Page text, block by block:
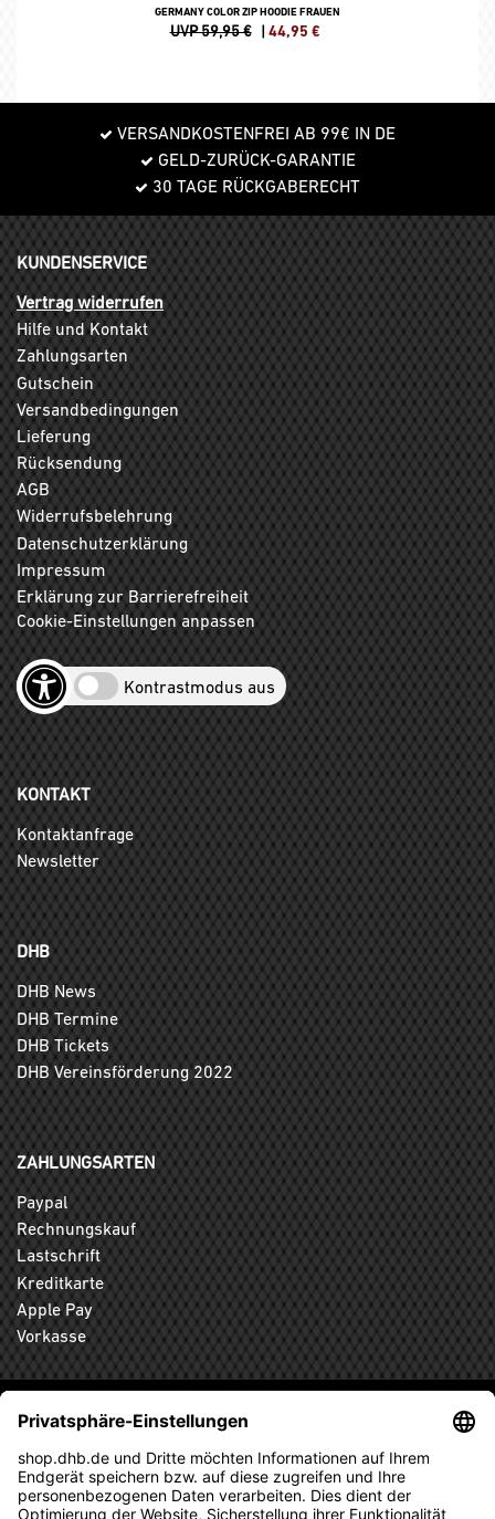
GERMANY COLOR ZIP HOODIE FRAUEN
UVP 59,95 € | 44,95 €
VERSANDKOSTENFREI AB 99€ IN DE
GELD-ZURÜCK-GARANTIE
30 TAGE RÜCKGABERECHT
KUNDENSERVICE
Vertrag widerrufen
Hilfe und Kontakt
Zahlungsarten
Gutschein
Versandbedingungen
Lieferung
Rücksendung
AGB
Widerrufsbelehrung
Datenschutzerklärung
Impressum
Erklärung zur Barrierefreiheit
Cookie-Einstellungen anpassen
Kontrastmodus aus
KONTAKT
Kontaktanfrage
Newsletter
DHB
DHB News
DHB Termine
DHB Tickets
DHB Vereinsförderung 2022
ZAHLUNGSARTEN
Paypal
Rechnungskauf
Lastschrift
Kreditkarte
Apple Pay
Vorkasse
ABONNIEREN SIE DEN KOSTENLOSEN DHB-FANSHOP
NEWSLETTER UND VERPASSEN SIE KEINE NEUIGKEIT ODER
AKTION MEHR.
ANMELDEN